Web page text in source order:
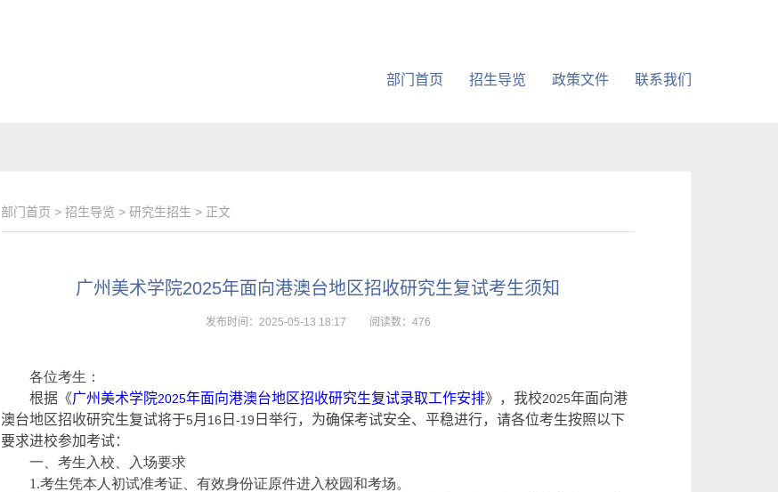
部门首页 招生导览 政策文件 联系我们
部门首页 > 招生导览 > 研究生招生 > 正文
广州美术学院2025年面向港澳台地区招收研究生复试考生须知
发布时间：2025-05-13 18:17 阅读数： 476
各位考生：
根据《广州美术学院2025年面向港澳台地区招收研究生复试录取工作安排》，我校2025年面向港
澳台地区招收研究生复试将于5月 16 日 -19 日举行，为确保考试安全、平稳进行，请各位考生按照以下
要求进校参加考试：
一、考生入校、入场要求
1.考生凭本人初试准考证、有效身份证原件进入校园和考场。